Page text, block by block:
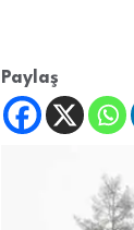
Paylaş